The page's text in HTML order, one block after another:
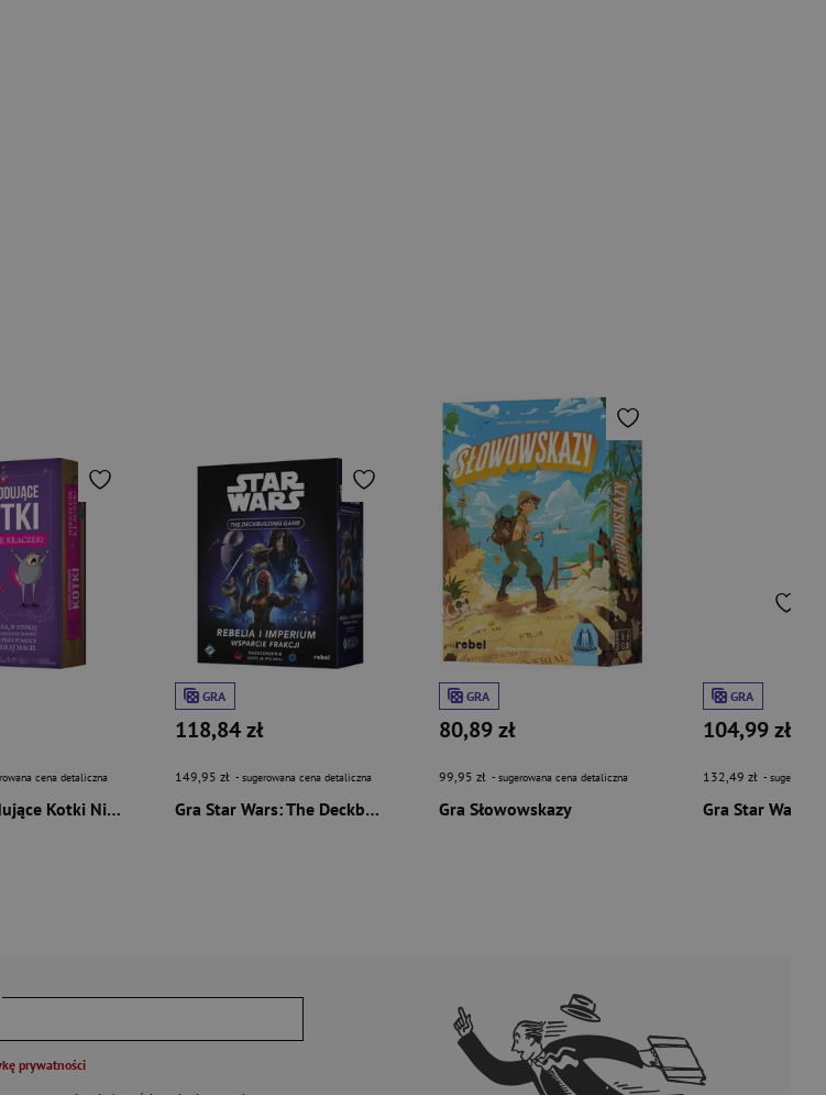
cena detaliczna
Gra Eksplodujące Kotki Niech cię kłaczek!
GRA
118,84 zł
149,95 zł - sugerowana cena detaliczna
Gra Star Wars: The Deckbuilding Game - Rebelia i Imperium rozszerzenie
GRA
80,89 zł
99,95 zł - sugerowana cena detaliczna
Gra Słowowskazy
GRA
104,99 zł
132,49 zł -
Gra Star Wars
prywatności